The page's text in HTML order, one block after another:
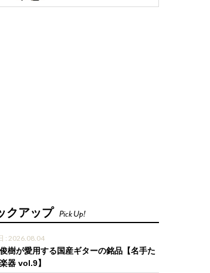
クアップ Pick Up!
: 2026.08.04
樹が愛用する国産ギターの銘品【名手た
器 vol.9】